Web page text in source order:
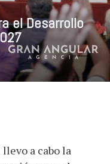
el Desarrollo
a cabo la